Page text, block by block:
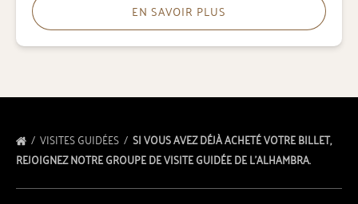
EN SAVOIR PLUS
VISITES GUIDÉES
SI VOUS AVEZ DÉJÀ ACHETÉ VOTRE BILLET,
REJOIGNEZ NOTRE GROUPE DE VISITE GUIDÉE DE L’ALHAMBRA.